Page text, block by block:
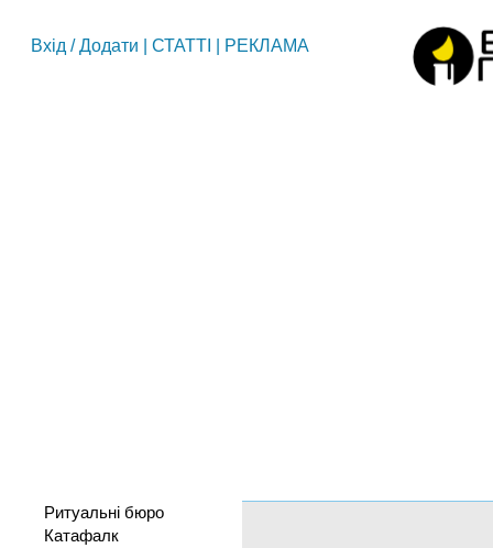
Вхід /Додати СТАТТІ РЕКЛАМА
Ритуальні бюро
Катафалк